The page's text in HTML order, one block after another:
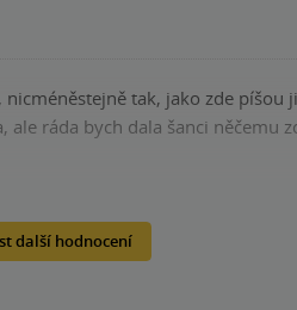
tak, jako zde
ráda bych dala šanci něčemu
další hodnocení